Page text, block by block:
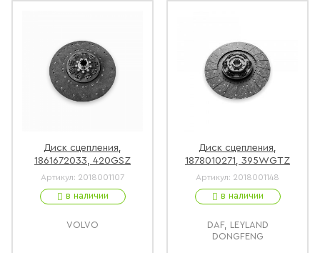
Диск сцепления,
1861672033, 420GSZ
Артикул: 2018001107
в наличии
VOLVO
Диск сцепления,
1878010271, 395WGTZ
Артикул: 2018001148
в наличии
DAF, LEYLAND
DONGFENG